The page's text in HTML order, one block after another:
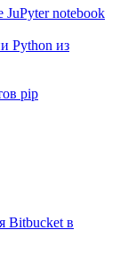
JuPyter notebook
Python из
pip
Bitbucket в